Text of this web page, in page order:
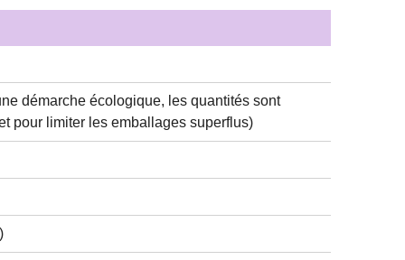
démarche écologique, les quantités sont
pour limiter les emballages superflus)